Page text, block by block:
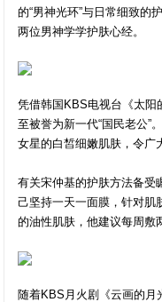
的“男神光环”与日常细致的
两位男神学学护肤心经。
凭借韩国KBS电视台《太阳
至被誉为新一代“国民老公”
女星的白皙细嫩肌肤，令广
有关宋仲基的护肤方法备受
己坚持一天一面膜，针对肌
的油性肌肤，他建议每周敷
随着KBS月火剧《云画的